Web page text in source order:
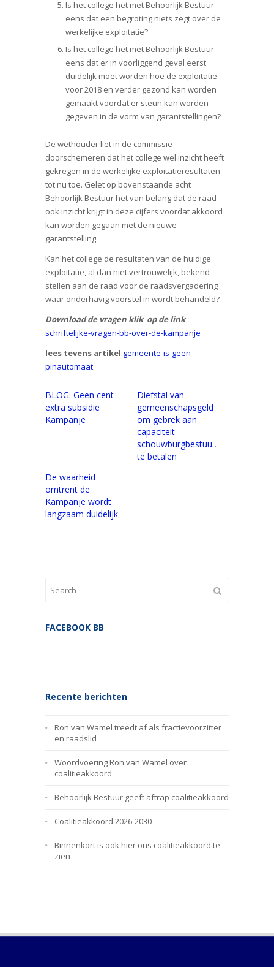
Is het college het met Behoorlijk Bestuur
eens dat een begroting niets zegt over de
werkelijke exploitatie?
Is het college het met Behoorlijk Bestuur
eens dat er in voorliggend geval eerst
duidelijk moet worden hoe de exploitatie
voor 2018 en verder gezond kan worden
gemaakt voordat er steun kan worden
gegeven in de vorm van garantstellingen?
De wethouder liet in de commissie
doorschemeren dat het college wel inzicht heeft
gekregen in de werkelijke exploitatieresultaten
tot nu toe. Gelet op bovenstaande acht
Behoorlijk Bestuur het van belang dat de raad
ook inzicht krijgt in deze cijfers voordat akkoord
kan worden gegaan met de nieuwe
garantstelling.
Kan het college de resultaten van de huidige
exploitatie, al dan niet vertrouwelijk, bekend
stellen aan de raad voor de raadsvergadering
waar onderhavig voorstel in wordt behandeld?
Download de vragen klik op de link
schriftelijke-vragen-bb-over-de-kampanje
lees tevens artikel:gemeente-is-geen-
pinautomaat
BLOG: Geen cent
extra subsidie
Kampanje
Diefstal van
gemeenschapsgeld
om gebrek aan
capaciteit
schouwburgbestuurders
te betalen
De waarheid
omtrent de
Kampanje wordt
langzaam duidelijk.
FACEBOOK BB
Recente berichten
Ron van Wamel treedt af als fractievoorzitter
en raadslid
Woordvoering Ron van Wamel over
coalitieakkoord
Behoorlijk Bestuur geeft aftrap coalitieakkoord
Coalitieakkoord 2026-2030
Binnenkort is ook hier ons coalitieakkoord te
zien